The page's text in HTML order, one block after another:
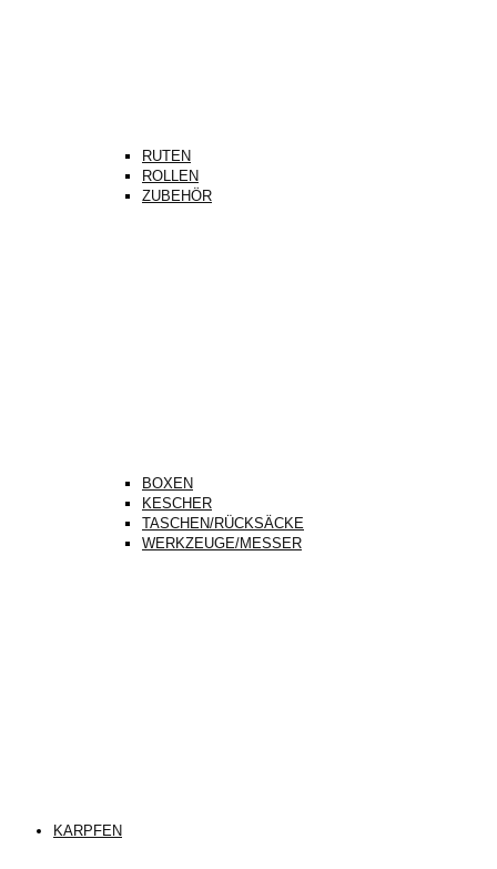
RUTEN
ROLLEN
ZUBEHÖR
BOXEN
KESCHER
TASCHEN/RÜCKSÄCKE
WERKZEUGE/MESSER
KARPFEN